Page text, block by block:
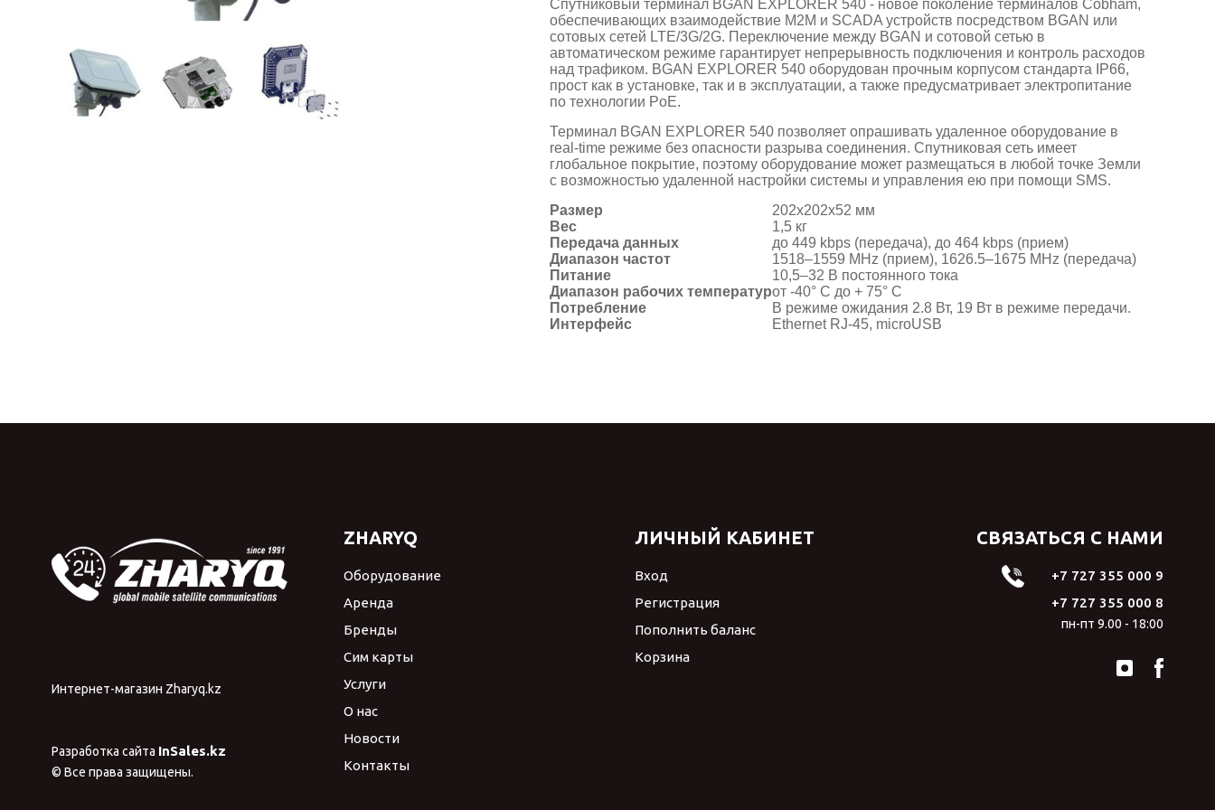
Спутниковый терминал BGAN EXPLORER 540 - новое поколение терминалов Cobham,
обеспечивающих взаимодействие M2M и SCADA устройств посредством BGAN или
сотовых сетей LTE/3G/2G. Переключение между BGAN и сотовой сетью в
автоматическом режиме гарантирует непрерывность подключения и контроль расходов
над трафиком. BGAN EXPLORER 540 оборудован прочным корпусом стандарта IP66,
прост как в установке, так и в эксплуатации, а также предусматривает электропитание
по технологии PoE.
Терминал BGAN EXPLORER 540 позволяет опрашивать удаленное оборудование в
real-time режиме без опасности разрыва соединения. Спутниковая сеть имеет
глобальное покрытие, поэтому оборудование может размещаться в любой точке Земли
с возможностью удаленной настройки системы и управления ею при помощи SMS.
Размер
202x202x52 мм
Вес
1,5 кг
Передача данных
до 449 kbps (передача), до 464 kbps (прием)
Диапазон частот
1518–1559 MHz (прием), 1626.5–1675 MHz (передача)
Питание
10,5–32 В постоянного тока
Диапазон рабочих температурот -40° C до + 75° C
Потребление
В режиме ожидания 2.8 Вт, 19 Вт в режиме передачи.
Интерфейс
Ethernet RJ-45, microUSB
Интернет-магазин Zharyq.kz
Разработка сайта InSales.kz
© Все права защищены.
ZHARYQ
Оборудование
Аренда
Бренды
Сим карты
Услуги
О нас
Новости
Контакты
ЛИЧНЫЙ КАБИНЕТ
Вход
Регистрация
Пополнить баланс
Корзина
СВЯЗАТЬСЯ С НАМИ
+7 727 355 000 9
+7 727 355 000 8
пн-пт 9.00 - 18:00